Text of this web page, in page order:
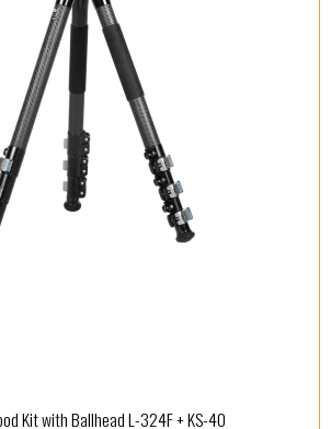
Kit with Ballhead L-324F + KS-40